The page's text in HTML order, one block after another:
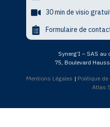
30 min de visio
Formulaire de
Synerg’I – SAS
75, Boulevard
Mentions Légales | Politique
Atlas